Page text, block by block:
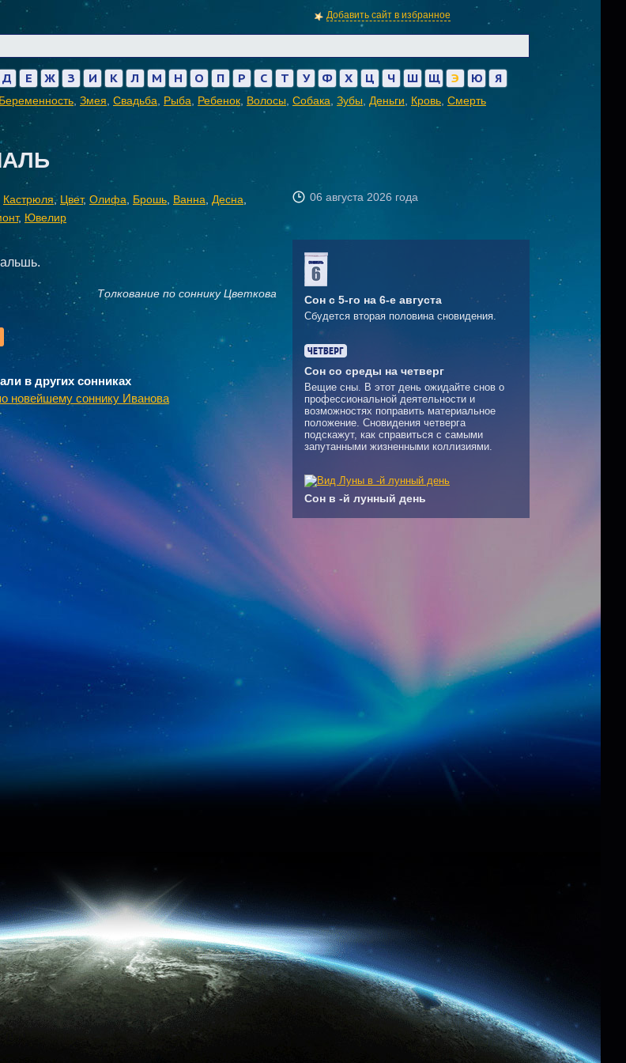
Добавить сайт в избранное
Д Е Ж З И К Л М Н О П Р С Т У Ф Х Ц Ч Ш Щ Э Ю Я
Беременность Змея Свадьба Рыба Ребенок Волосы Собака Зубы Деньги Кровь Смерть
Кастрюля, Цвет, Олифа Брошь Ванна Десна
, Ювелир
06 августа 2026 года
Толкование по соннику Цветкова
в других сонниках
новейшему соннику Иванова
Сон с 5-го на 6-е августа
Сбудется вторая половина сновидения.
Сон со среды на четверг
Вещие сны. В этот день ожидайте снов о
профессиональной деятельности и
возможностях поправить материальное
положение. Сновидения четверга
подскажут, как справиться с самыми
запутанными жизненными коллизиями.
Сон в -й лунный день